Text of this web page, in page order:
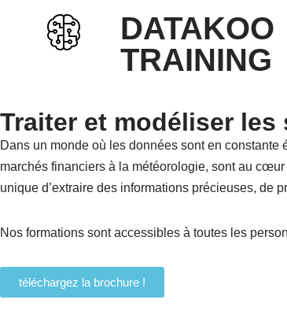
DATAKOO
TRAINING
Traiter et modéliser
Dans un monde où les données sont en
marchés financiers à la météorologie, sont au
unique d’extraire des informations précieuses, de
Nos formations sont accessibles à toutes les
téléchargez la brochure !